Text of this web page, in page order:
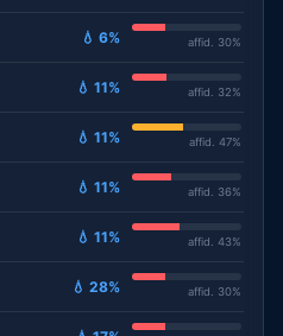
💧 6% affid. 30%
💧 11% affid. 32%
💧 11% affid. 47%
💧 11% affid. 36%
💧 11% affid. 43%
💧 28% affid. 30%